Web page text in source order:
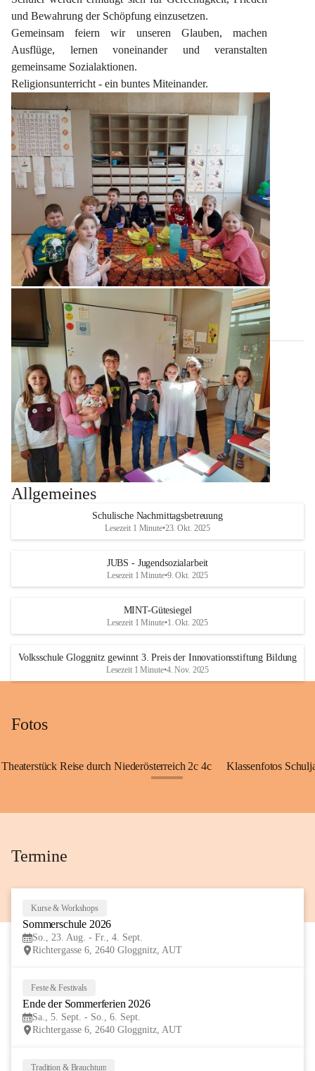
und Bewahrung der Schöpfung einzusetzen.
Gemeinsam feiern wir unseren Glauben, machen
Ausflüge, lernen voneinander und veranstalten
gemeinsame Sozialaktionen.
Religionsunterricht - ein buntes Miteinander.
Allgemeines
Schulische Nachmittagsbetreuung
Lesezeit 1 Minute•23. Okt. 2025
JUBS - Jugendsozialarbeit
Lesezeit 1 Minute•9. Okt. 2025
MINT-Gütesiegel
Lesezeit 1 Minute•1. Okt. 2025
Volksschule Gloggnitz gewinnt 3. Preis der Innovationsstiftung Bildung
Lesezeit 1 Minute•4. Nov. 2025
Fotos
Theaterstück Reise durch Niederösterreich 2c 4c Klassenfotos
Termine
Kurse & Workshops
Sommerschule 2026
So., 23. Aug. - Fr., 4. Sept.
Richtergasse 6, 2640 Gloggnitz, AUT
Feste & Festivals
Ende der Sommerferien 2026
Sa., 5. Sept. - So., 6. Sept.
Richtergasse 6, 2640 Gloggnitz, AUT
Tradition & Brauchtum